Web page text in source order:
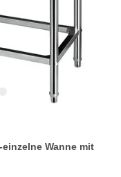
Wanne mit